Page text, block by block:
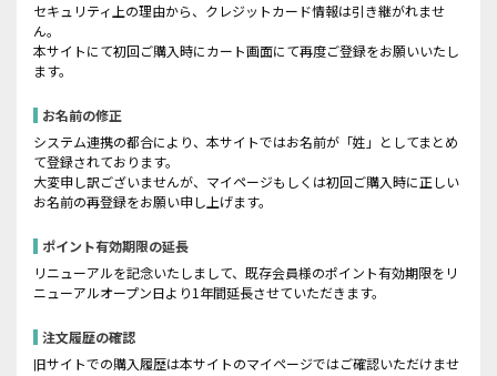
セキュリティ上の理由から、クレジットカード情報は引き継がれませ
ん。
本サイトにて初回ご購入時にカート画面にて再度ご登録をお願いいたし
ます。
お名前の修正
システム連携の都合により、本サイトではお名前が「姓」としてまとめ
て登録されております。
大変申し訳ございませんが、マイページもしくは初回ご購入時に正しい
お名前の再登録をお願い申し上げます。
ポイント有効期限の延長
リニューアルを記念いたしまして、既存会員様のポイント有効期限をリ
ニューアルオープン日より1年間延長させていただきます。
注文履歴の確認
旧サイトでの購入履歴は本サイトのマイページではご確認いただけませ